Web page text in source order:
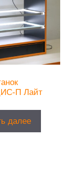
П Лайт
далее